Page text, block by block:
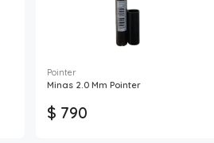
Pointer
Minas 2.0 Mm Pointer
$ 790